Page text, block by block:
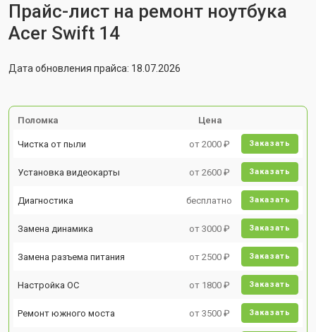
Прайс-лист на ремонт ноутбука
Acer Swift 14
Дата обновления прайса: 18.07.2026
Поломка Цена
Чистка от пыли от 2000 ₽ Заказать
Установка видеокарты от 2600 ₽ Заказать
Диагностика бесплатно Заказать
Замена динамика от 3000 ₽ Заказать
Замена разъема питания от 2500 ₽ Заказать
Настройка ОС от 1800 ₽ Заказать
Ремонт южного моста от 3500 ₽ Заказать